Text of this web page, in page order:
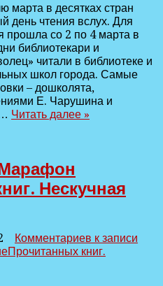
марта в десятках стран
день чтения вслух. Для
прошла со 2 по 4 марта в
библиотекари и
читали в библиотеке и
школ города. Самые
– дошколята,
Е. Чарушина и
Читать далее »
Нескучная
Комментариев к записи
книг.